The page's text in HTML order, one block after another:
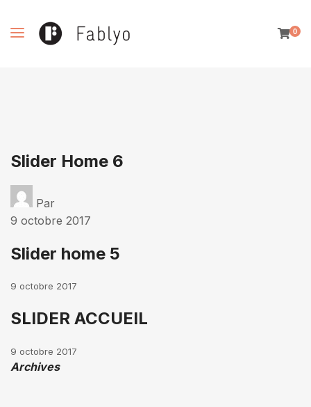
0
Slider Home 6
Par
9 octobre 2017
Slider home 5
9 octobre 2017
SLIDER ACCUEIL
9 octobre 2017
Archives